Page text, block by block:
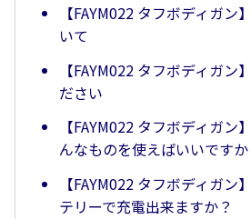
【FAYM022 タフボディガン
いて
【FAYM022 タフボディガン
ださい
【FAYM022 タフボディガン
んなものを使えばいいですか
【FAYM022 タフボディガン
テリーで充電出来ますか？